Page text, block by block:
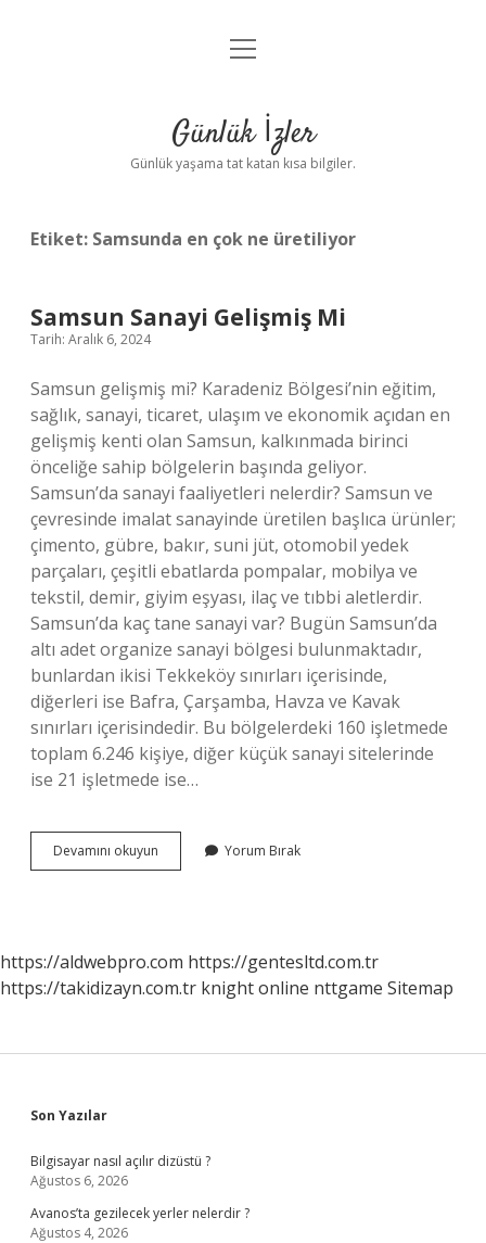
Anasayfa
Yasal Uyarı
menüyü
Günlük İzler
Günlük yaşama tat katan kısa bilgiler.
Etiket: Samsunda en çok ne üretiliyor
Samsun Sanayi Gelişmiş Mi
Tarih: Aralık 6, 2024
Samsun gelişmiş mi? Karadeniz Bölgesi’nin eğitim,
sağlık, sanayi, ticaret, ulaşım ve ekonomik açıdan en
gelişmiş kenti olan Samsun, kalkınmada birinci
önceliğe sahip bölgelerin başında geliyor.
Samsun’da sanayi faaliyetleri nelerdir? Samsun ve
çevresinde imalat sanayinde üretilen başlıca ürünler;
çimento, gübre, bakır, suni jüt, otomobil yedek
parçaları, çeşitli ebatlarda pompalar, mobilya ve
tekstil, demir, giyim eşyası, ilaç ve tıbbi aletlerdir.
Samsun’da kaç tane sanayi var? Bugün Samsun’da
altı adet organize sanayi bölgesi bulunmaktadır,
bunlardan ikisi Tekkeköy sınırları içerisinde,
diğerleri ise Bafra, Çarşamba, Havza ve Kavak
sınırları içerisindedir. Bu bölgelerdeki 160 işletmede
toplam 6.246 kişiye, diğer küçük sanayi sitelerinde
ise 21 işletmede ise…
Devamını okuyun
Sanayi
Yorum Bırak
https://aldwebpro.com https://gentesltd.com.tr
https://takidizayn.com.tr knight online nttgame Sitemap
Sidebar
Son Yazılar
Bilgisayar nasıl açılır dizüstü ?
Ağustos 6, 2026
Avanos’ta gezilecek yerler nelerdir ?
Ağustos 4, 2026